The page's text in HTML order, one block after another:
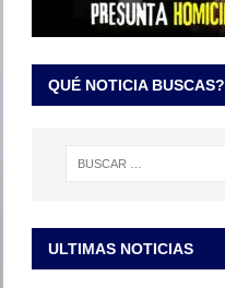
QUÉ NOTICIA BUSCAS?
ULTIMAS NOTICIAS